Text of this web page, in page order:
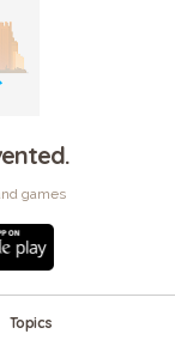
games
Topics